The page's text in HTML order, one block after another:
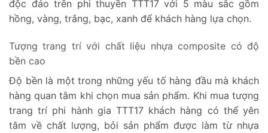
độc đáo trên phi thuyền TTT17 với 5 màu sắc gồm
hồng, vàng, trắng, bạc, xanh để khách hàng lựa chọn.
Tượng trang trí với chất liệu nhựa composite có độ
bền cao
Độ bền là một trong những yếu tố hàng đầu mà khách
hàng quan tâm khi chọn mua sản phẩm. Khi mua tượng
trang trí phi hành gia TTT17 khách hàng có thể yên
tâm về chất lượng, bỏi sản phẩm được làm từ nhựa